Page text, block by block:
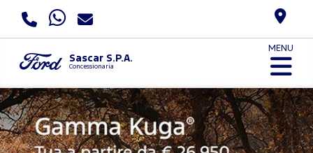
Sascar S.P.A.
Concessionaria
MENU